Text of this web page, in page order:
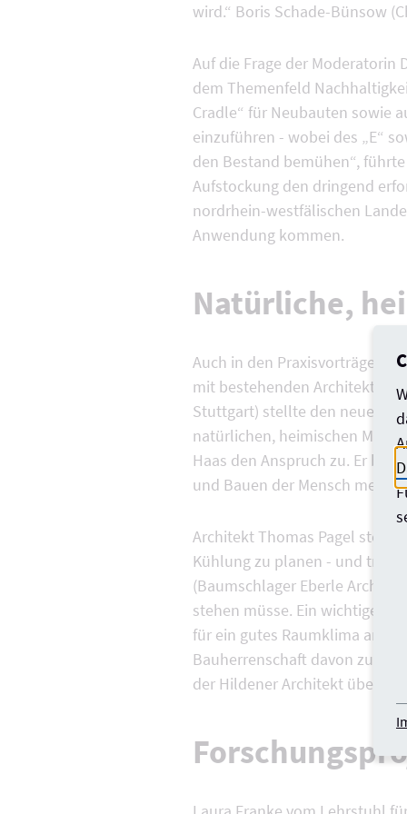
wird.“ Boris Schade-Bünsow
Auf die Frage der Moderatorin
dem Themenfeld
Cradle“ für Neubauten sowie
einzuführen - wobei des „E“
den Bestand bemühen“,
Aufstockung den dringend
nordrhein-westfälischen
Anwendung kommen.
Natürliche,
Auch in den Praxisvorträgen
mit bestehenden
Stuttgart) stellte den neuen
natürlichen, heimischen
Haas den Anspruch zu. Er
und Bauen der Mensch mehr
Architekt Thomas Pagel
Kühlung zu planen - und
(Baumschlager Eberle
stehen müsse. Ein wichtiger
für ein gutes Raumklima
Bauherrenschaft davon zu
der Hildener Architekt